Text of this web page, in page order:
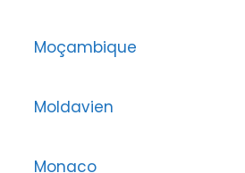
Moçambique
Moldavien
Monaco